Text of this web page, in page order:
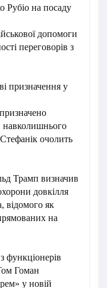
Рубіо на посаду
допомоги
переговорів з
призначення у
навколишнього
очолить
Трамп визначив
довкілля
відомого як
на
функціонерів
Гоман
у новій